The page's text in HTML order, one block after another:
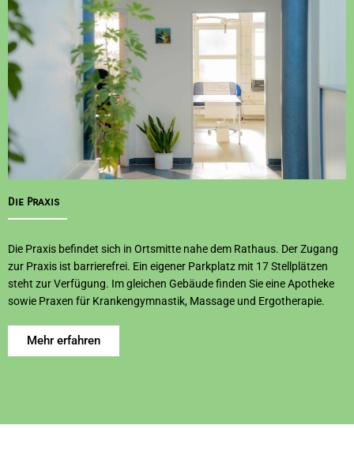
Die Praxis
Die Praxis befindet sich in Ortsmitte nahe dem Rathaus. Der Zugang
zur Praxis ist barrierefrei. Ein eigener Parkplatz mit 17 Stellplätzen
steht zur Verfügung. Im gleichen Gebäude finden Sie eine Apotheke
sowie Praxen für Krankengymnastik, Massage und Ergotherapie.
Mehr erfahren